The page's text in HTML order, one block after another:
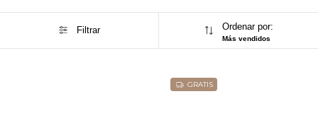
Filtrar Ordenar por:
Más vendidos
GRATIS